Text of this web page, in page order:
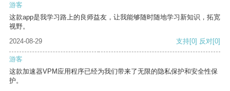
游客
这款app是我学习路上的良师益友，让我能够随时随地学习新知识，拓宽
视野。
2024-08-29
支持[0] 反对[0]
游客
这款加速器VPM应用程序已经为我们带来了无限的隐私保护和安全性保
护。